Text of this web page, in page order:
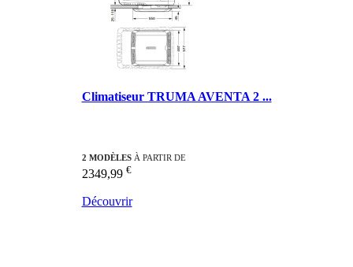
Climatiseur TRUMA AVENTA 2 ...
2 MODÈLESÀ PARTIR DE
2349,99 €
Découvrir